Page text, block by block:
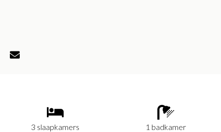
3 slaapkamers 1 badkamer